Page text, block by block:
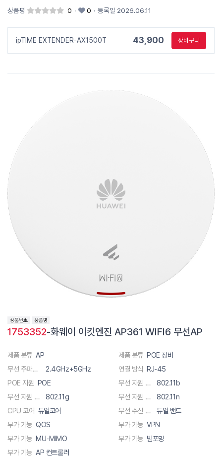
상품평 0 · 0 · 등록일 2026.06.11
ipTIME EXTENDER-AX1500T 43,900 장바구니
1753352-화웨이 이킷엔진 AP361 WIFI6 무선AP
제품 분류 AP 제품 분류 POE 장비
무선 주파수 대역폭
2.4GHz+5GHz 연결 방식 RJ-45
POE 지원 POE 무선 지원 규격
802.11b
무선 지원 규격
802.11g 무선 지원 규격
802.11n
CPU 코어 듀얼코어 무선 수신 채널
듀얼 밴드
부가 기능 QOS 부가 기능 VPN
부가 기능 MU-MIMO 부가 기능 빔포밍
부가 기능 AP 컨트롤러